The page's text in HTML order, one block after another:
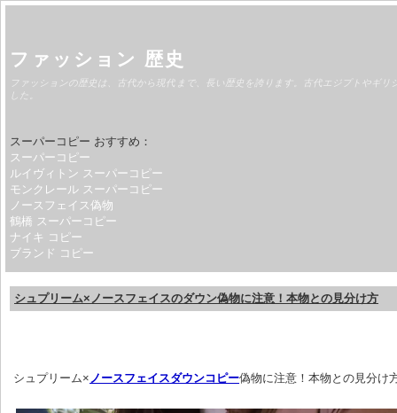
ファッション 歴史
ファッションの歴史は、古代から現代まで、長い歴史を誇ります。古代エジプトやギ
した。
スーパーコピー おすすめ：
スーパーコピー
ルイヴィトン スーパーコピー
モンクレール スーパーコピー
ノースフェイス偽物
鶴橋 スーパーコピー
ナイキ コピー
ブランド コピー
シュプリーム×ノースフェイスのダウン偽物に注意！本物との見分け方
シュプリーム× ノースフェイスダウンコピー偽物に注意！本物との見分け